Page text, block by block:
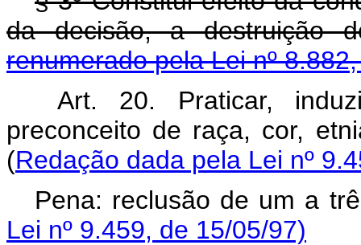
da decisão, a destruição
renumerado pela Lei nº
Art. 20. Praticar,
preconceito de raça, cor,
(Redação dada pela Lei nº
Pena: reclusão de um a
Lei nº 9.459, de 15/05/97)